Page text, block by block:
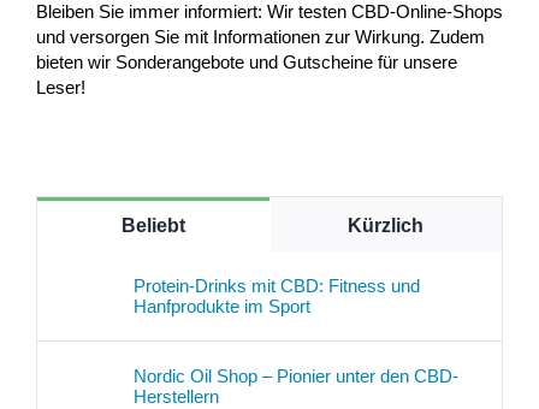
Bleiben Sie immer informiert: Wir testen CBD-Online-Shops
und versorgen Sie mit Informationen zur Wirkung. Zudem
bieten wir Sonderangebote und Gutscheine für unsere
Leser!
Beliebt Kürzlich
Protein-Drinks mit CBD: Fitness und
Hanfprodukte im Sport
Nordic Oil Shop – Pionier unter den CBD-
Herstellern